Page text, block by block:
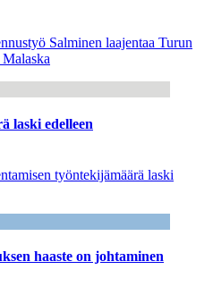
Salminen laajentaa Turun
laski edelleen
työntekijämäärä laski
haaste on johtaminen